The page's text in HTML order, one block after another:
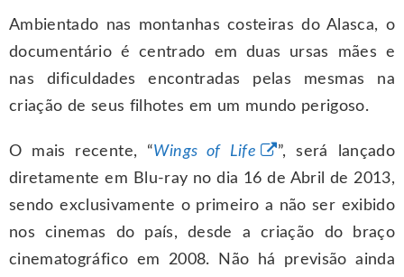
Ambientado nas montanhas costeiras do Alasca, o
documentário é centrado em duas ursas mães e
nas dificuldades encontradas pelas mesmas na
criação de seus filhotes em um mundo perigoso.
O mais recente, “Wings of Life
”, será lançado
diretamente em Blu-ray no dia 16 de Abril de 2013,
sendo exclusivamente o primeiro a não ser exibido
nos cinemas do país, desde a criação do braço
cinematográfico em 2008. Não há previsão ainda